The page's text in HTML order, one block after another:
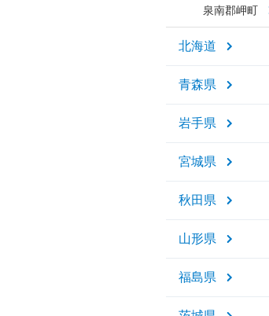
泉南郡岬町
北海道
青森県
岩手県
宮城県
秋田県
山形県
福島県